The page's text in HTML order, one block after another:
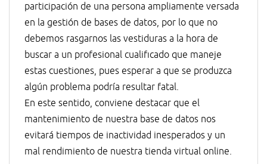
participación de una persona ampliamente versada
en la gestión de bases de datos, por lo que no
debemos rasgarnos las vestiduras a la hora de
buscar a un profesional cualificado que maneje
estas cuestiones, pues esperar a que se produzca
algún problema podría resultar fatal.
En este sentido, conviene destacar que el
mantenimiento de nuestra base de datos nos
evitará tiempos de inactividad inesperados y un
mal rendimiento de nuestra tienda virtual online.